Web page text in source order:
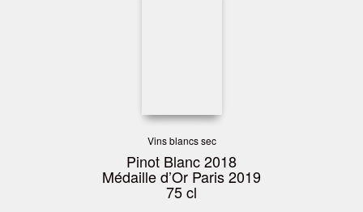
Vins blancs sec
Pinot Blanc 2018
Médaille d’Or Paris 2019
75 cl